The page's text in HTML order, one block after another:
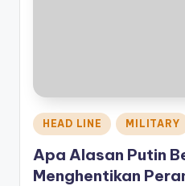
Posted
HEAD LINE MILITARY
Apa Alasan Putin
Menghentikan